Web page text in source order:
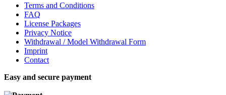
Terms and Conditions
FAQ
License Packages
Privacy Notice
Withdrawal / Model Withdrawal Form
Imprint
Contact
Easy and secure payment